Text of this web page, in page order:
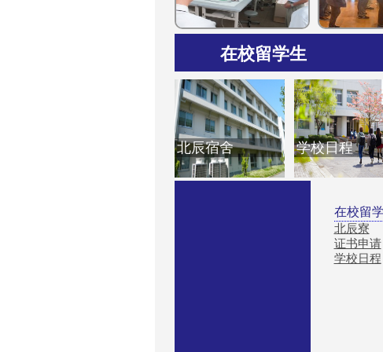
在校留学生
北辰寮
证书申请
学校日程 校
学
入
相
相
北辰宿舍 学校日程
在校留
北辰寮
证书申请
学校日程